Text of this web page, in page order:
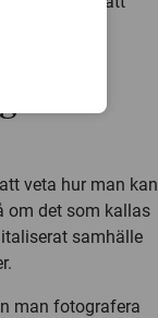
veta hur man kan
om det som kallas
samhälle
man fotografera